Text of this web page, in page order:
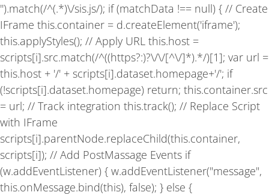
'').match(/^(.*)\/sis.js/); if (matchData !== null) { // Create
IFrame this.container = d.createElement('iframe');
this.applyStyles(); // Apply URL this.host =
scripts[i].src.match(/^((https?:)?\/\/[^\/]*).*/)[1]; var url =
this.host + '/' + scripts[i].dataset.homepage+'/'; if
(!scripts[i].dataset.homepage) return; this.container.src
= url; // Track integration this.track(); // Replace Script
with IFrame
scripts[i].parentNode.replaceChild(this.container,
scripts[i]); // Add PostMassage Events if
(w.addEventListener) { w.addEventListener("message",
this.onMessage.bind(this), false); } else {